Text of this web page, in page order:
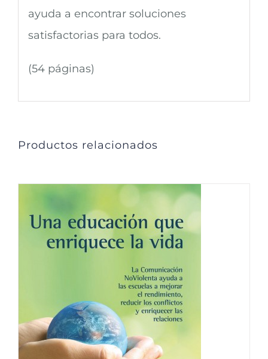
ayuda a encontrar soluciones
satisfactorias para todos.
(54 páginas)
Productos relacionados